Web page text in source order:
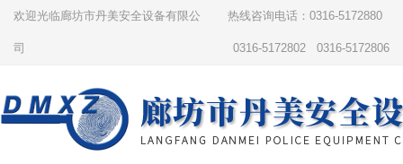
欢迎光临廊坊市丹美安全设备有限公
司
热线咨询电话：0316-5172880
0316-5172802 0316-5172806